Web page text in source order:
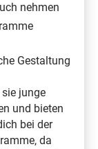
nehmen
Gestaltung
junge
und bieten
bei der
da